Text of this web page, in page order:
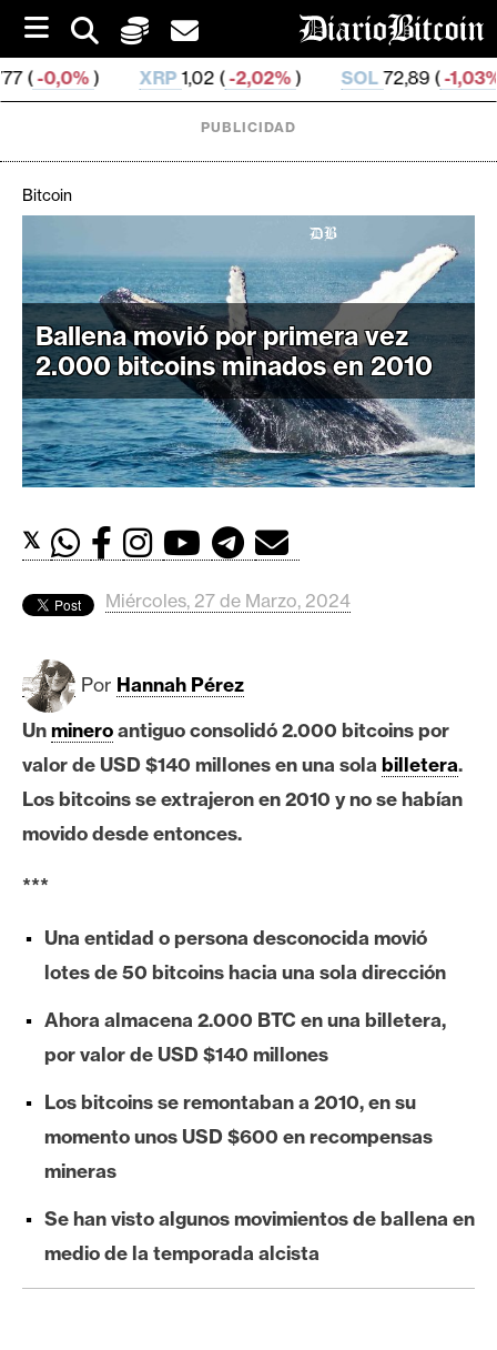
i
p
t
o
XRP1,02 ( -2,02%) SOL72,89 ( -1,03%) TRX
C
r
i
p
t
M
e
r
d
s
B
t
c
o
i
E
h
e
u
m
A
PUBLICIDAD
Bitcoin
Ballena movió por primera vez
2.000 bitcoins minados en 2010
𝕏
Miércoles, 27 de Marzo, 2024
Por Hannah Pérez
Unmineroantiguo consolidó 2.000 bitcoins por
valor de USD $140 millones en una sola billetera.
Los bitcoins se extrajeron en 2010 y no se habían
movido desde entonces.
***
Una entidad o persona desconocida movió
lotes de 50 bitcoins hacia una sola dirección
Ahora almacena 2.000 BTC en una billetera,
por valor de USD $140 millones
Los bitcoins se remontaban a 2010, en su
momento unos USD $600 en recompensas
mineras
Se han visto algunos movimientos de ballena en
medio de la temporada alcista